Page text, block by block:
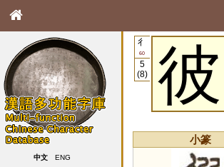
中文 ENG
彳
60
5
(8)
彼
小篆